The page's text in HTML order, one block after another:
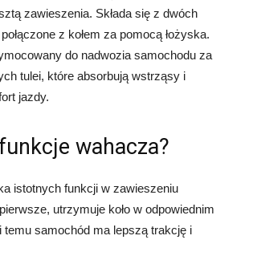
zawieszenia. Składa się z dwóch
z kołem za pomocą łożyska.
do nadwozia samochodu za
tulei, które absorbują wstrząsy i
jazdy.
wahacza?
istotnych funkcji w zawieszeniu
utrzymuje koło w odpowiednim
temu samochód ma lepszą trakcję i